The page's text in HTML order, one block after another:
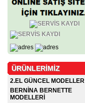
ÜRÜNLERİMİZ
2.EL GÜNCEL MODELLER
BERNİNA BERNETTE
MODELLERİ